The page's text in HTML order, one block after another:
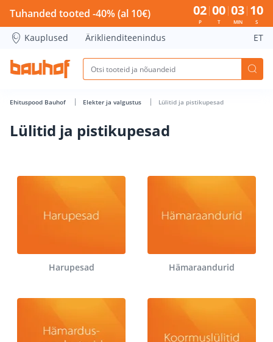
Lülitid ja pistikupesad - Bauhof has loaded
Tuhanded tooted -40% (al 10€) 02
P
00
T
03
MIN
09
S
Kauplused Äriklienditeenindus ET
Ehituspood Bauhof Elekter ja valgustus Lülitid ja pistikupesad
Lülitid ja pistikupesad
Harupesad Hämaraandurid